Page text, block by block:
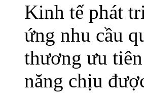
Kinh tế phát
ứng nhu cầu
thương ưu
năng chịu